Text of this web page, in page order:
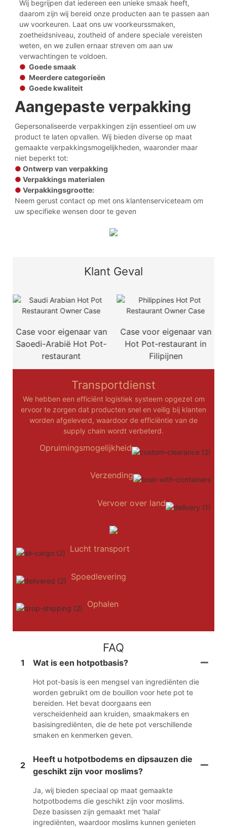
Wij begrijpen dat iedereen een unieke smaak heeft,
daarom zijn wij bereid onze producten aan te passen aan
uw voorkeuren. Laat ons uw voorkeurssmaken,
zoetheidsniveau, zoutheid of andere speciale vereisten
weten, en we zullen ernaar streven om aan uw
verwachtingen te voldoen.
● Goede smaak
● Meerdere categorieën
● Goede kwaliteit
Aangepaste verpakking
Gepersonaliseerde verpakkingen zijn essentieel om uw
product te laten opvallen. Wij bieden diverse op maat
gemaakte verpakkingsmogelijkheden, waaronder maar
niet beperkt tot:
●Ontwerp van verpakking
●Verpakkings materialen
●Verpakkingsgrootte:
Neem gerust contact op met ons klantenserviceteam om
uw specifieke wensen door te geven
Klant Geval
Case voor eigenaar van
Saoedi-Arabië Hot Pot-
restaurant
Case voor eigenaar van
Hot Pot-restaurant in
Filipijnen
Transportdienst
We hebben een efficiënt logistiek systeem opgezet om
ervoor te zorgen dat producten snel en veilig bij klanten
worden afgeleverd, waardoor de efficiëntie van de
supply chain wordt verbeterd.
Opruimingsmogelijkheid
Verzending
Vervoer over land
Lucht transport
Spoedlevering
Ophalen
FAQ
1 Wat is een hotpotbasis?
Hot pot-basis is een mengsel van ingrediënten die
worden gebruikt om de bouillon voor hete pot te
bereiden. Het bevat doorgaans een
verscheidenheid aan kruiden, smaakmakers en
basisingrediënten, die de hete pot verschillende
smaken en kenmerken geven.
2
Heeft u hotpotbodems en dipsauzen die
geschikt zijn voor moslims?
Ja, wij bieden speciaal op maat gemaakte
hotpotbodems die geschikt zijn voor moslims.
Deze basissen zijn gemaakt met 'halal'
ingrediënten, waardoor moslims kunnen genieten